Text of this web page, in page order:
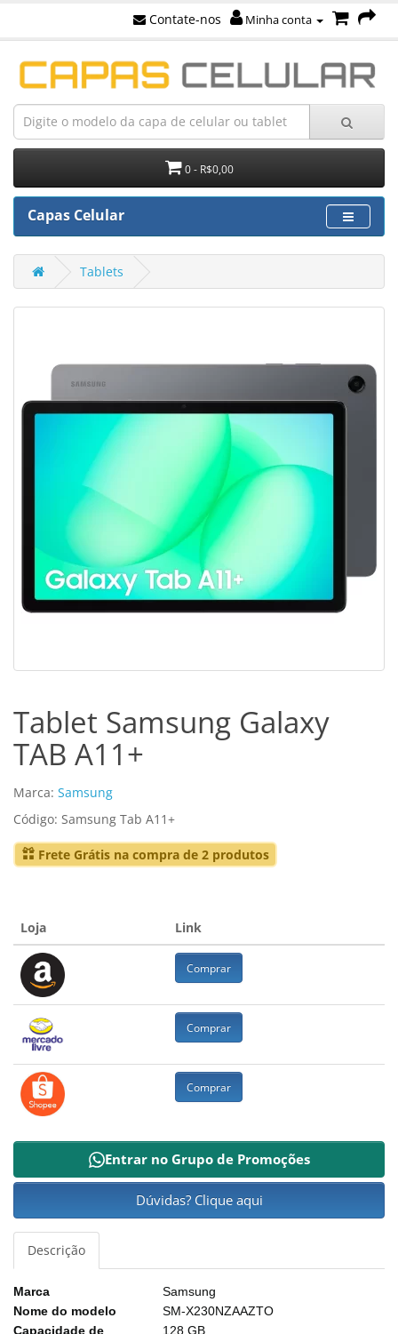
Contate-nos Minha conta
0 - R$0,00
Capas Celular
Tablets
Tablet Samsung Galaxy
TAB A11+
Marca: Samsung
Código: Samsung Tab A11+
Frete Grátis na compra de 2 produtos
Loja Link
Comprar
Comprar
Comprar
Entrar no Grupo de Promoções
Dúvidas? Clique aqui
Descrição
Marca
Samsung
Nome do modelo
SM-X230NZAAZTO
Capacidade de
128 GB